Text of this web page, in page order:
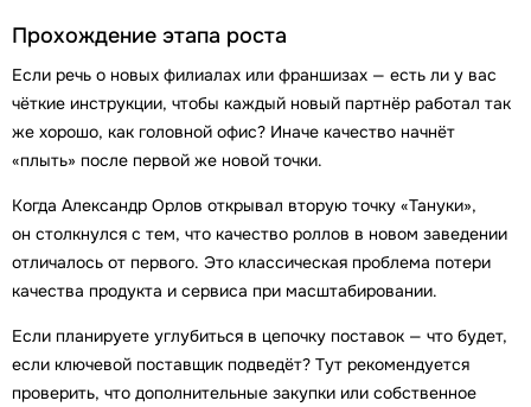
Прохождение этапа роста
Если речь о новых филиалах или франшизах — есть ли у вас
чёткие инструкции, чтобы каждый новый партнёр работал так
же хорошо, как головной офис? Иначе качество начнёт
«плыть» после первой же новой точки.
Когда Александр Орлов открывал вторую точку «Тануки»,
он столкнулся с тем, что качество роллов в новом заведении
отличалось от первого. Это классическая проблема потери
качества продукта и сервиса при масштабировании.
Если планируете углубиться в цепочку поставок — что будет,
если ключевой поставщик подведёт? Тут рекомендуется
проверить, что дополнительные закупки или собственное